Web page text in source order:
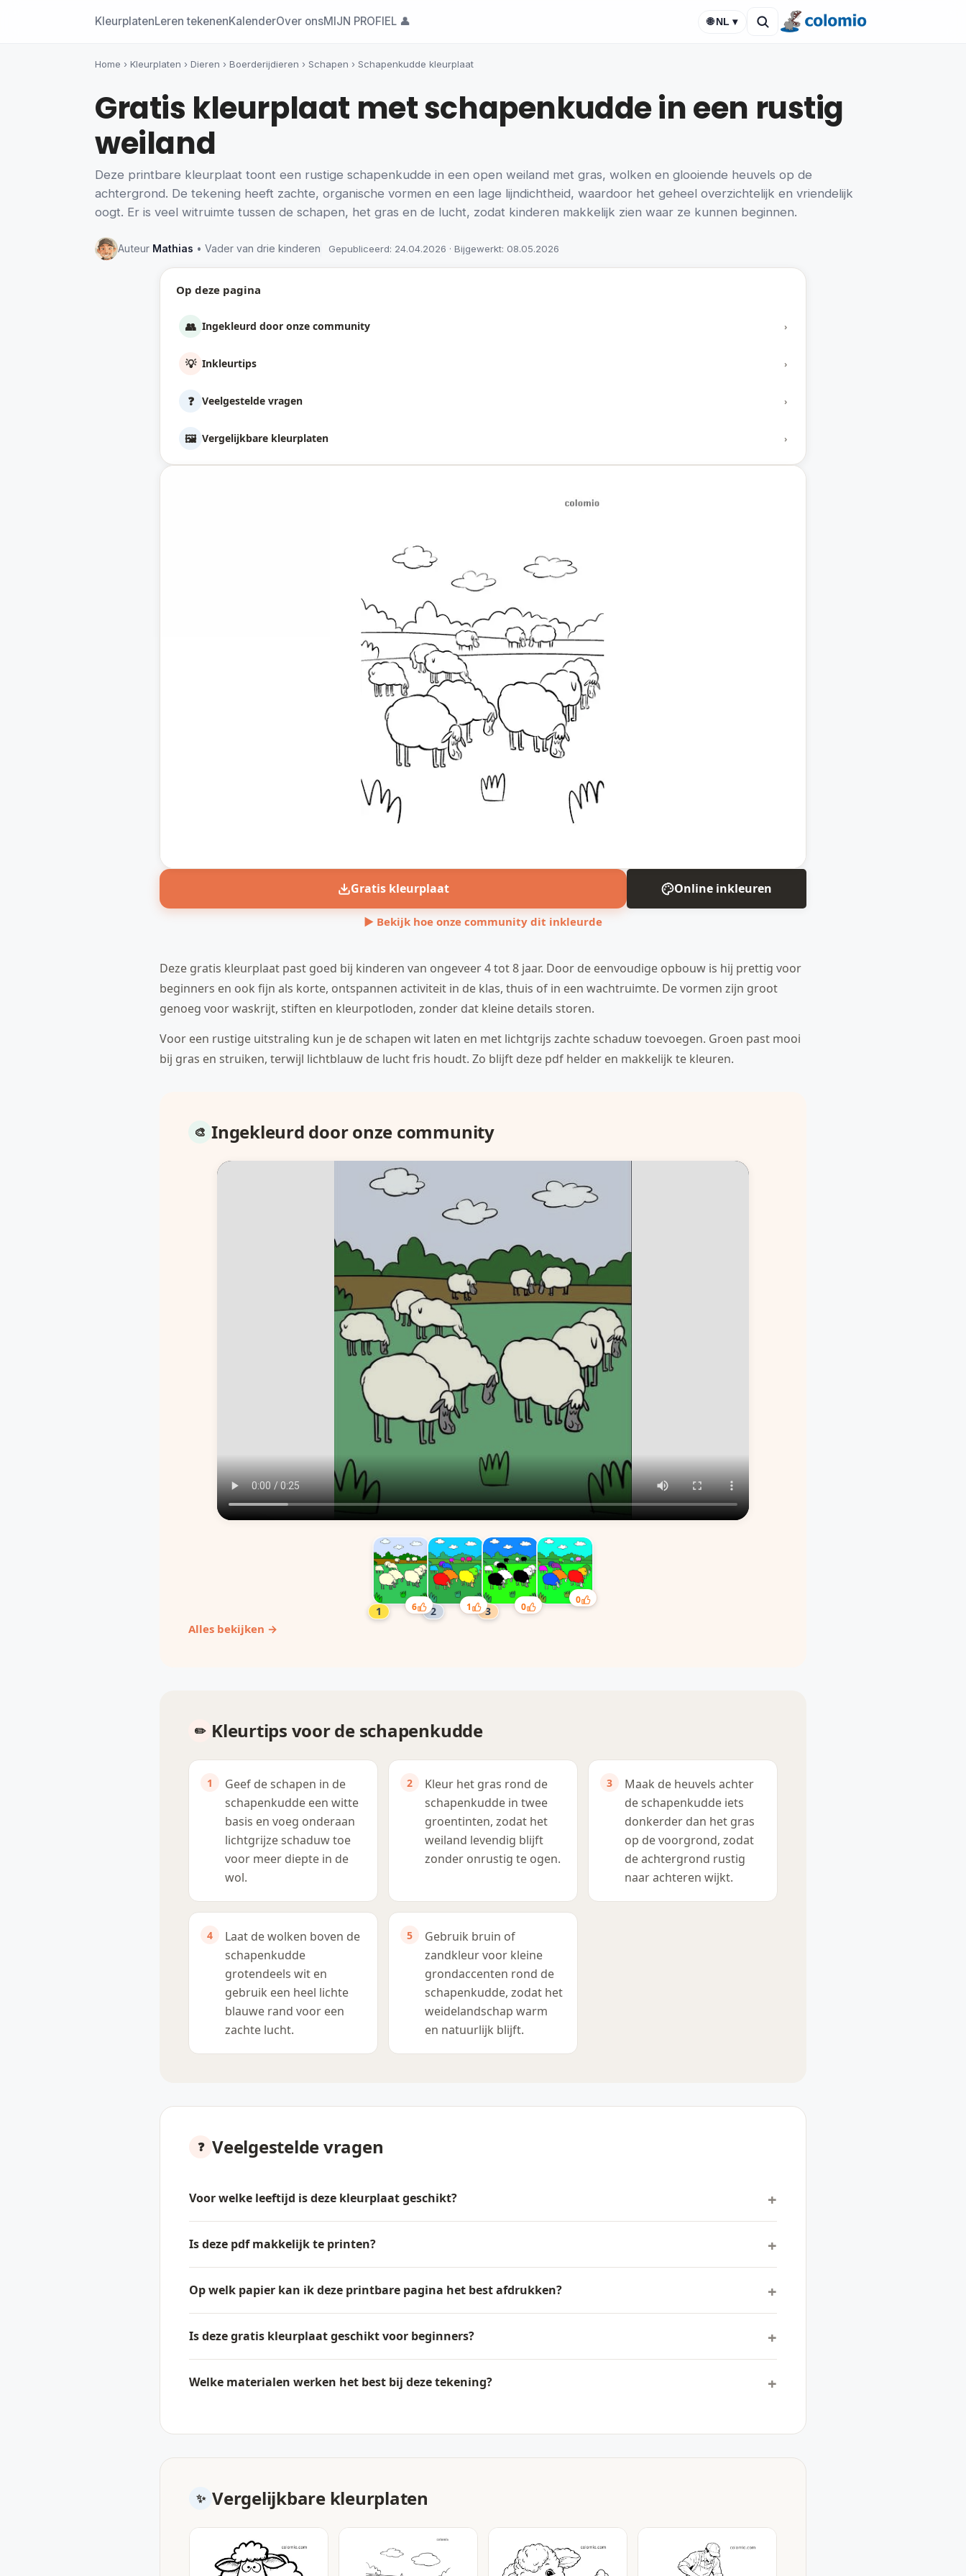
KleurplatenLeren tekenenKalenderOver onsMIJN PROFIEL 👤 🌐 NL ▾
Home › Kleurplaten › Dieren › Boerderijdieren › Schapen › Schapenkudde kleurplaat
Gratis kleurplaat met schapenkudde in een rustig
weiland
Deze printbare kleurplaat toont een rustige schapenkudde in een open weiland met gras, wolken en glooiende heuvels op de
achtergrond. De tekening heeft zachte, organische vormen en een lage lijndichtheid, waardoor het geheel overzichtelijk en vriendelijk
oogt. Er is veel witruimte tussen de schapen, het gras en de lucht, zodat kinderen makkelijk zien waar ze kunnen beginnen.
Auteur Mathias • Vader van drie kinderen Gepubliceerd: 24.04.2026 · Bijgewerkt: 08.05.2026
Op deze pagina
👥 Ingekleurd door onze community ›
💡 Inkleurtips ›
❓ Veelgestelde vragen ›
🖼️ Vergelijkbare kleurplaten ›
Gratis kleurplaat Online inkleuren
▶ Bekijk hoe onze community dit inkleurde
Deze gratis kleurplaat past goed bij kinderen van ongeveer 4 tot 8 jaar. Door de eenvoudige opbouw is hij prettig voor
beginners en ook fijn als korte, ontspannen activiteit in de klas, thuis of in een wachtruimte. De vormen zijn groot
genoeg voor waskrijt, stiften en kleurpotloden, zonder dat kleine details storen.
Voor een rustige uitstraling kun je de schapen wit laten en met lichtgrijs zachte schaduw toevoegen. Groen past mooi
bij gras en struiken, terwijl lichtblauw de lucht fris houdt. Zo blijft deze pdf helder en makkelijk te kleuren.
Ingekleurd door onze community
6 1 0
0
Alles bekijken →
Kleurtips voor de schapenkudde
Geef de schapen in de
schapenkudde een witte
basis en voeg onderaan
lichtgrijze schaduw toe
voor meer diepte in de
wol.
Kleur het gras rond de
schapenkudde in twee
groentinten, zodat het
weiland levendig blijft
zonder onrustig te ogen.
Maak de heuvels achter
de schapenkudde iets
donkerder dan het gras
op de voorgrond, zodat
de achtergrond rustig
naar achteren wijkt.
Laat de wolken boven de
schapenkudde
grotendeels wit en
gebruik een heel lichte
blauwe rand voor een
zachte lucht.
Gebruik bruin of
zandkleur voor kleine
grondaccenten rond de
schapenkudde, zodat het
weidelandschap warm
en natuurlijk blijft.
Veelgestelde vragen
Voor welke leeftijd is deze kleurplaat geschikt?
Is deze pdf makkelijk te printen?
Op welk papier kan ik deze printbare pagina het best afdrukken?
Is deze gratis kleurplaat geschikt voor beginners?
Welke materialen werken het best bij deze tekening?
Vergelijkbare kleurplaten